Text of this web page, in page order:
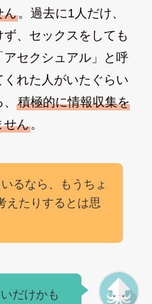
ん。過去に1人だけ、
ず、セックスをしても
セクシュアル」と呼
れた人がいたぐらい
積極的に情報収集を
せん。
るなら、もうちょ
えたりするとは思
だけかも